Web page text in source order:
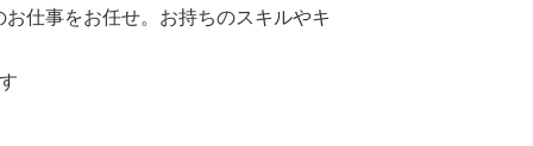
仕事をお任せ。お持ちのスキルやキ